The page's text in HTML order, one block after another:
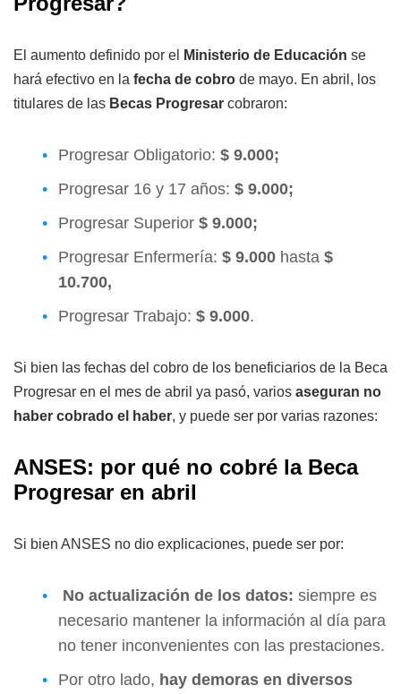
El aumento definido por el Ministerio de Educación se
hará efectivo en la fecha de cobro de mayo. En abril, los
titulares de las Becas Progresar cobraron:
Progresar Obligatorio: $ 9.000;
Progresar 16 y 17 años: $ 9.000;
Progresar Superior $ 9.000;
Progresar Enfermería: $ 9.000 hasta $
10.700,
Progresar Trabajo: $ 9.000.
Si bien las fechas del cobro de los beneficiarios de la Beca
Progresar en el mes de abril ya pasó, varios aseguran no
haber cobrado el haber, y puede ser por varias razones:
ANSES: por qué no cobré la Beca
Progresar en abril
Si bien ANSES no dio explicaciones, puede ser por:
No actualización de los datos: siempre es
necesario mantener la información al día para
no tener inconvenientes con las prestaciones.
Por otro lado, hay demoras en diversos